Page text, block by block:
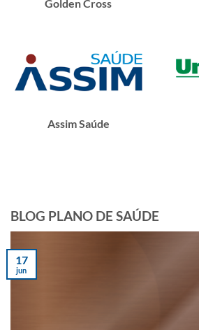
Golden Cross
Assim Saúde
BLOG PLANO DE SAÚDE
17
jun